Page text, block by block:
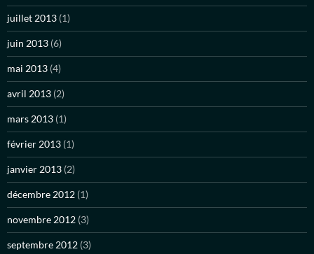
juillet 2013 (1)
juin 2013 (6)
mai 2013 (4)
avril 2013 (2)
mars 2013 (1)
février 2013 (1)
janvier 2013 (2)
décembre 2012 (1)
novembre 2012 (3)
septembre 2012 (3)